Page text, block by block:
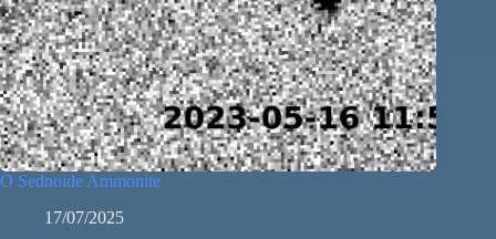
O Sednoide Ammonite
17/07/2025